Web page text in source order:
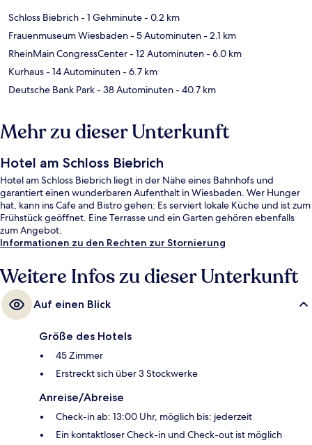
Schloss Biebrich- 1 Gehminute- 0.2 km
Frauenmuseum Wiesbaden- 5 Autominuten- 2.1 km
RheinMain CongressCenter- 12 Autominuten- 6.0 km
Kurhaus- 14 Autominuten- 6.7 km
Deutsche Bank Park- 38 Autominuten- 40.7 km
Mehr zu dieser Unterkunft
Hotel am Schloss Biebrich
Hotel am Schloss Biebrich liegt in der Nähe eines Bahnhofs und
garantiert einen wunderbaren Aufenthalt in Wiesbaden. Wer Hunger
hat, kann ins Cafe and Bistro gehen: Es serviert lokale Küche und ist zum
Frühstück geöffnet. Eine Terrasse und ein Garten gehören ebenfalls
zum Angebot.
Informationen zu den Rechten zur Stornierung
Weitere Infos zu dieser Unterkunft
Auf einen Blick
Größe des Hotels
45 Zimmer
Erstreckt sich über 3 Stockwerke
Anreise/Abreise
Check-in ab: 13:00 Uhr, möglich bis: jederzeit
Ein kontaktloser Check-in und Check-out ist möglich